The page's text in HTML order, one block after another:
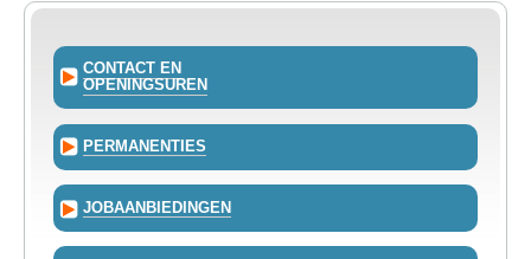
CONTACT EN
OPENINGSUREN
PERMANENTIES
JOBAANBIEDINGEN